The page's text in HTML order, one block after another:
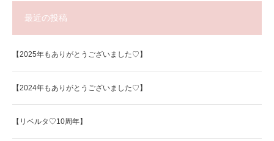
最近の投稿
【2025年もありがとうございました♡】
【2024年もありがとうございました♡】
【リベルタ♡10周年】